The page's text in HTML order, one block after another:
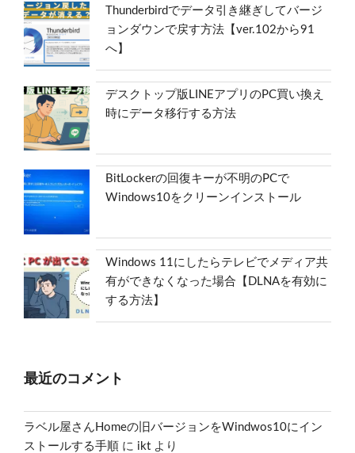
Thunderbirdでデータ引き継ぎしてバージ
ョンダウンで戻す方法【ver.102から91
へ】
デスクトップ版LINEアプリのPC買い換え
時にデータ移行する方法
BitLockerの回復キーが不明のPCで
Windows10をクリーンインストール
Windows 11にしたらテレビでメディア共
有ができなくなった場合【DLNAを有効に
する方法】
最近のコメント
ラベル屋さんHomeの旧バージョンをWindwos10にイン
ストールする手順 に ikt より